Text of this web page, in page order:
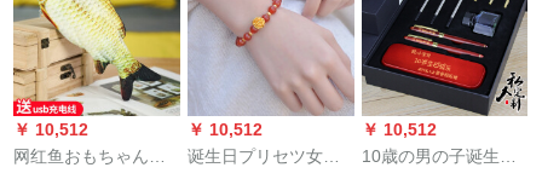
￥ 10,512
网红鱼おもちゃんが
￥ 10,512
诞生日プリセツ女子
￥ 10,512
10歳の男の子诞生日